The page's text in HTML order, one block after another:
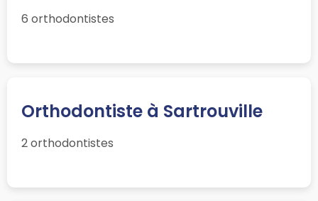
6 orthodontistes
Orthodontiste à Sartrouville
2 orthodontistes